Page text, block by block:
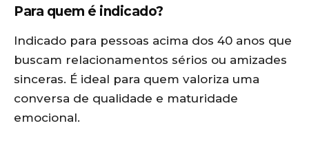
Para quem é indicado?
Indicado para pessoas acima dos 40 anos que
buscam relacionamentos sérios ou amizades
sinceras. É ideal para quem valoriza uma
conversa de qualidade e maturidade
emocional.